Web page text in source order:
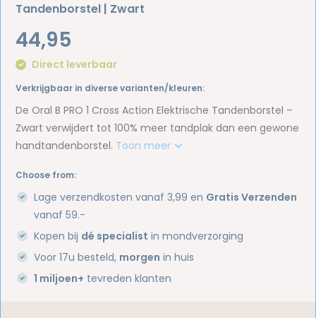
Tandenborstel | Zwart
44,95
Direct leverbaar
Verkrijgbaar in diverse varianten/kleuren:
De Oral B PRO 1 Cross Action Elektrische Tandenborstel –
Zwart verwijdert tot 100% meer tandplak dan een gewone
handtandenborstel. Toon meer
Choose from:
Lage verzendkosten vanaf 3,99 en Gratis Verzenden
vanaf 59.-
Kopen bij dé specialist in mondverzorging
Voor 17u besteld, morgen in huis
1 miljoen+ tevreden klanten